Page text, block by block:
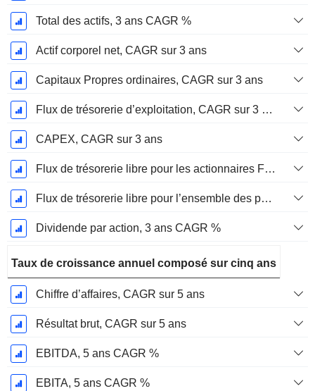
Total des actifs, 3 ans CAGR %
Actif corporel net, CAGR sur 3 ans
Capitaux Propres ordinaires, CAGR sur 3 ans
Flux de trésorerie d’exploitation, CAGR sur 3 ans
CAPEX, CAGR sur 3 ans
Flux de trésorerie libre pour les actionnaires FCFE, CAGR sur 3 ans
Flux de trésorerie libre pour l’ensemble des pourvoyeurs de fonds (créanciers et actionnaires) FCFF, CAGR sur 3 ans
Dividende par action, 3 ans CAGR %
Taux de croissance annuel composé sur cinq ans
Chiffre d’affaires, CAGR sur 5 ans
Résultat brut, CAGR sur 5 ans
EBITDA, 5 ans CAGR %
EBITA, 5 ans CAGR %